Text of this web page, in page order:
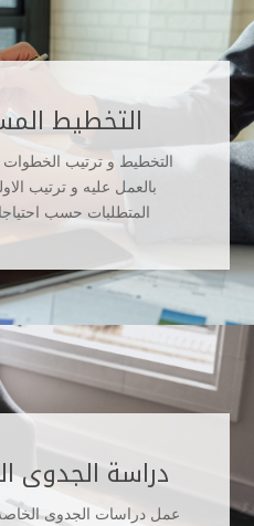
التخطيط
التخطيط و ترتيب
بالعمل عليه و ترتيب
المتطلبات حسب
دراسة الجدوى
عمل دراسات الجدوى